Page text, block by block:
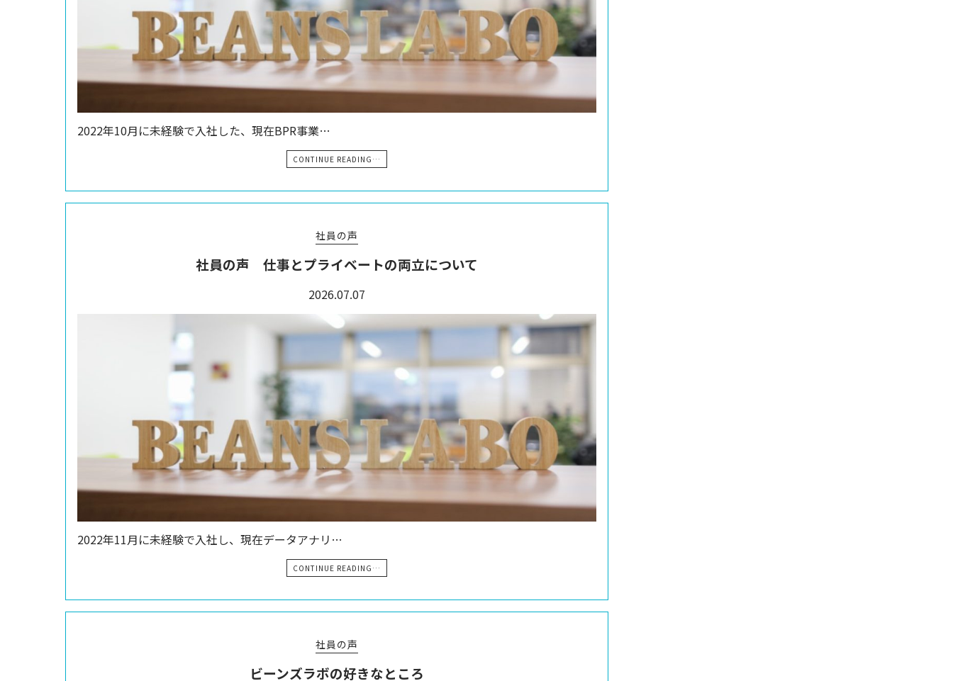
2022年10月に未経験で入社した、現在BPR事業…
CONTINUE READING…
社員の声
社員の声 仕事とプライベートの両立について
2026.07.07
2022年11月に未経験で入社し、現在データアナリ…
CONTINUE READING…
社員の声
ビーンズラボの好きなところ